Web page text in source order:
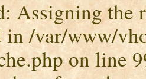
Assigning the
in /var/www/
on line